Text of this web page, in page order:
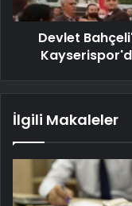
Devlet
İlgili Makaleler